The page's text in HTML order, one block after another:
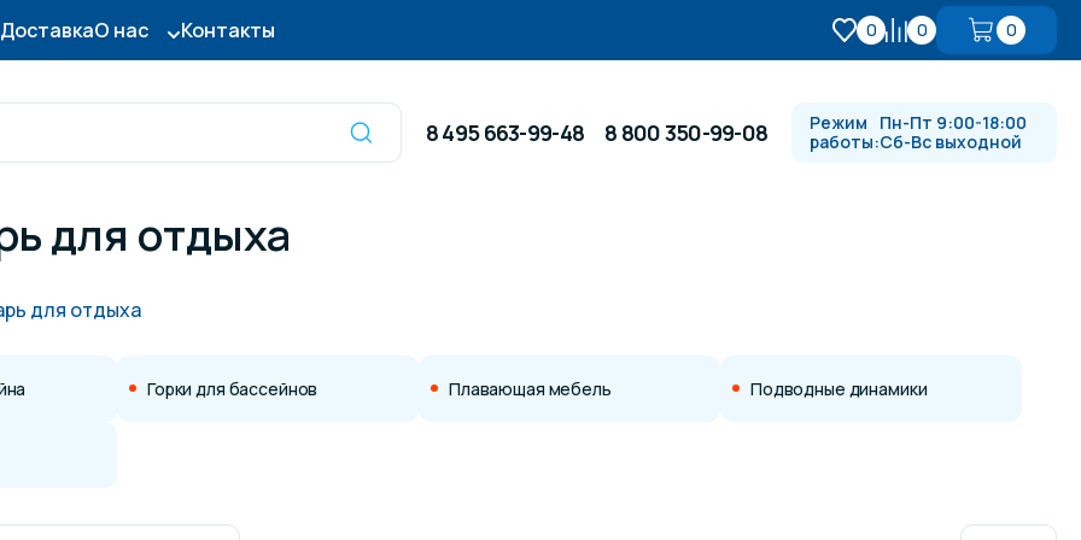
ДоставкаО нас Контакты 0 0 0
для бассейна
8 495 663-99-48 8 800 350-99-08
Режим
работы:
Пн-Пт 9:00-18:00
Сб-Вс выходной
для отдыха
для отдыха
Горки для бассейнов Плавающая мебель Подводные динамики